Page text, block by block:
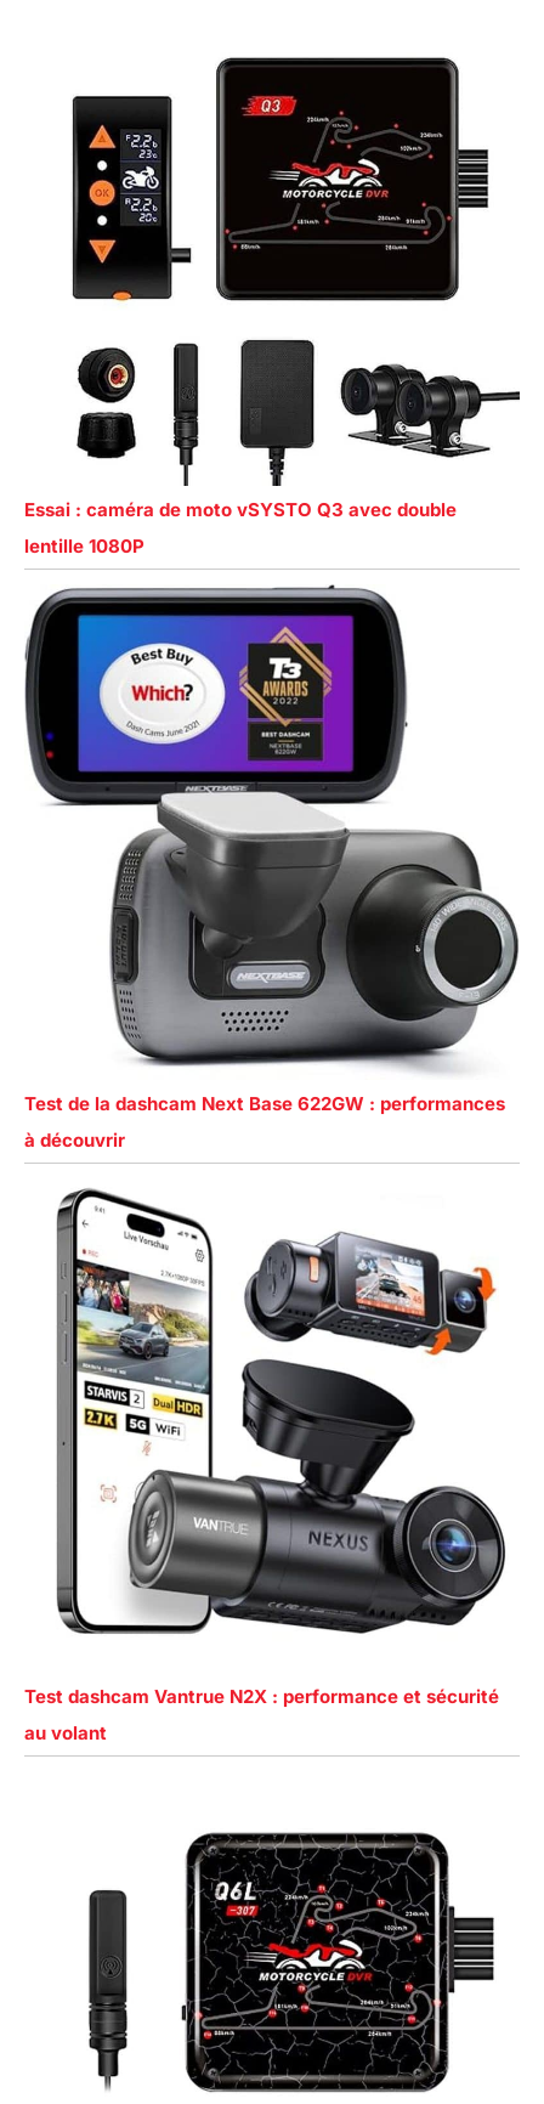
Essai : caméra de moto vSYSTO Q3 avec double
lentille 1080P
Test de la dashcam Next Base 622GW : performances
à découvrir
Test dashcam Vantrue N2X : performance et sécurité
au volant